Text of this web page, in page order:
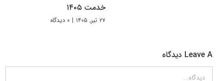
خدمت ۱۴۰۵
۲۷ تیر, ۱۴۰۵ | ۰ دیدگاه
Leave A دیدگاه
دیدگاه